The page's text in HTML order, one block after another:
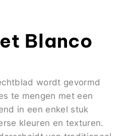
Blanco
wordt gevormd
te mengen met een
in een enkel stuk
kleuren en texturen.